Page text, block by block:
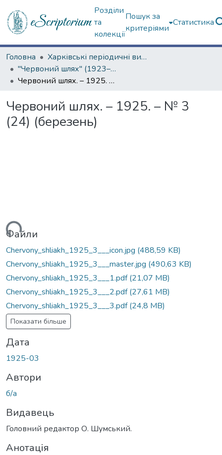
Розділи
та
колекції
Пошук за
критеріями
Статистика
Головна
Харківські періодичні видання
"Червоний шлях" (1923–1936 рр.)
Червоний шлях. – 1925. – № 3 (24) (березень)
Червоний шлях. – 1925. – № 3
(24) (березень)
Файли
Chervony_shliakh_1925_3___icon.jpg (488,59 KB)
Chervony_shliakh_1925_3___master.jpg (490,63 KB)
Chervony_shliakh_1925_3___1.pdf(21,07 MB)
Chervony_shliakh_1925_3___2.pdf(27,61 MB)
Chervony_shliakh_1925_3___3.pdf(24,8 MB)
Показати більше
Дата
1925-03
Автори
б/а
Видавець
Головний редактор О. Шумський.
Анотація